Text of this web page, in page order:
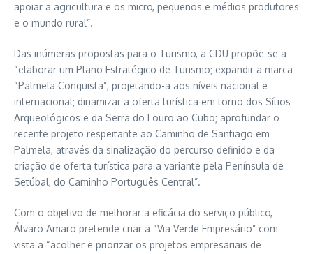
apoiar a agricultura e os micro, pequenos e médios produtores
e o mundo rural”.
Das inúmeras propostas para o Turismo, a CDU propõe-se a
“elaborar um Plano Estratégico de Turismo; expandir a marca
“Palmela Conquista”, projetando-a aos níveis nacional e
internacional; dinamizar a oferta turística em torno dos Sítios
Arqueológicos e da Serra do Louro ao Cubo; aprofundar o
recente projeto respeitante ao Caminho de Santiago em
Palmela, através da sinalização do percurso definido e da
criação de oferta turística para a variante pela Península de
Setúbal, do Caminho Português Central”.
Com o objetivo de melhorar a eficácia do serviço público,
Álvaro Amaro pretende criar a “Via Verde Empresário” com
vista a “acolher e priorizar os projetos empresariais de